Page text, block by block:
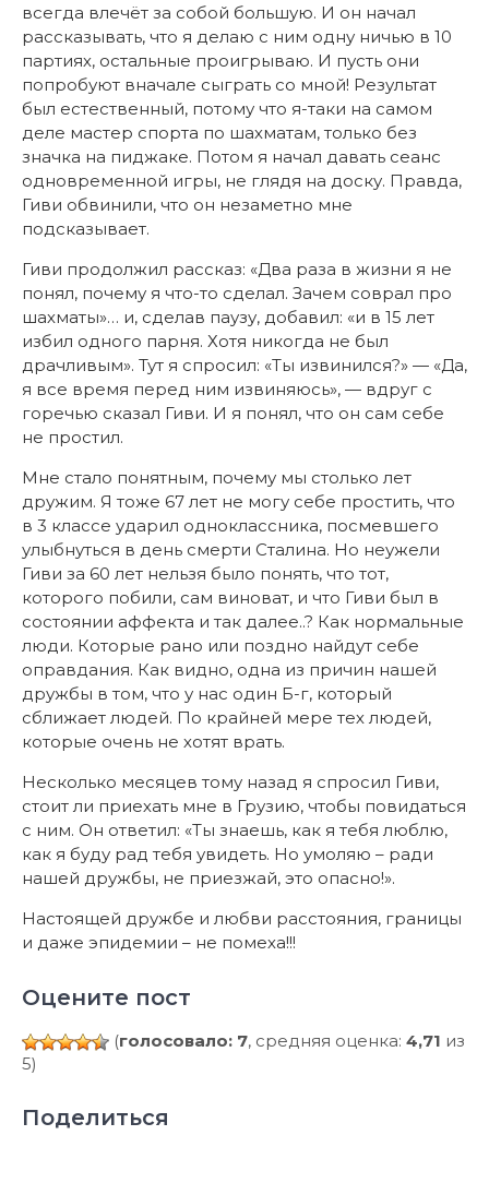
всегда влечёт за собой большую. И он начал
рассказывать, что я делаю с ним одну ничью в 10
партиях, остальные проигрываю. И пусть они
попробуют вначале сыграть со мной! Результат
был естественный, потому что я-таки на самом
деле мастер спорта по шахматам, только без
значка на пиджаке. Потом я начал давать сеанс
одновременной игры, не глядя на доску. Правда,
Гиви обвинили, что он незаметно мне
подсказывает.
Гиви продолжил рассказ: «Два раза в жизни я не
понял, почему я что-то сделал. Зачем соврал про
шахматы»… и, сделав паузу, добавил: «и в 15 лет
избил одного парня. Хотя никогда не был
драчливым». Тут я спросил: «Ты извинился?» — «Да,
я все время перед ним извиняюсь», — вдруг с
горечью сказал Гиви. И я понял, что он сам себе
не простил.
Мне стало понятным, почему мы столько лет
дружим. Я тоже 67 лет не могу себе простить, что
в 3 классе ударил одноклассника, посмевшего
улыбнуться в день смерти Сталина. Но неужели
Гиви за 60 лет нельзя было понять, что тот,
которого побили, сам виноват, и что Гиви был в
состоянии аффекта и так далее..? Как нормальные
люди. Которые рано или поздно найдут себе
оправдания. Как видно, одна из причин нашей
дружбы в том, что у нас один Б-г, который
сближает людей. По крайней мере тех людей,
которые очень не хотят врать.
Несколько месяцев тому назад я спросил Гиви,
стоит ли приехать мне в Грузию, чтобы повидаться
с ним. Он ответил: «Ты знаешь, как я тебя люблю,
как я буду рад тебя увидеть. Но умоляю – ради
нашей дружбы, не приезжай, это опасно!».
Настоящей дружбе и любви расстояния, границы
и даже эпидемии – не помеха!!!
Оцените пост
(голосовало: 7, средняя оценка: 4,71 из
5)
Поделиться